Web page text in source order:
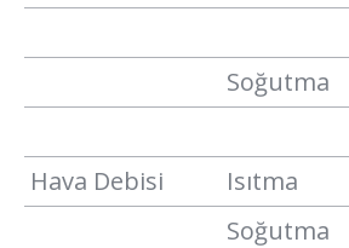
Soğutma
Hava Debisi
Isıtma
Soğutma